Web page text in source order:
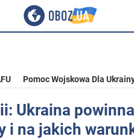
Pomoc Wojskowa Dla
Ukraina powinna
i na jakich